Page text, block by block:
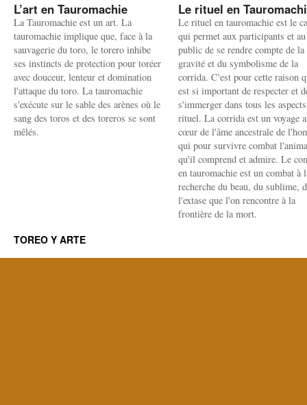
L’art en Tauromachie
La Tauromachie est un art. La
tauromachie implique que, face à la
sauvagerie du toro, le torero inhibe
ses instincts de protection pour toréer
avec douceur, lenteur et domination
l'attaque du toro. La tauromachie
s'exécute sur le sable des arènes où le
sang des toros et des toreros se sont
mêlés.
Le rituel en
Le rituel en tauromachie est le
qui permet aux participants et au
public de se rendre compte de la
gravité et du symbolisme de la
corrida. C'est pour cette raison
est si important de respecter et
s'immerger dans tous les
rituel. La corrida est un voyage
cœur de l'âme ancestrale de
qui pour survivre combat
qu'il comprend et admire. Le
en tauromachie est un combat à
recherche du beau, du sublime,
l'extase que l'on rencontre à la
frontière de la mort.
TOREO Y ARTE